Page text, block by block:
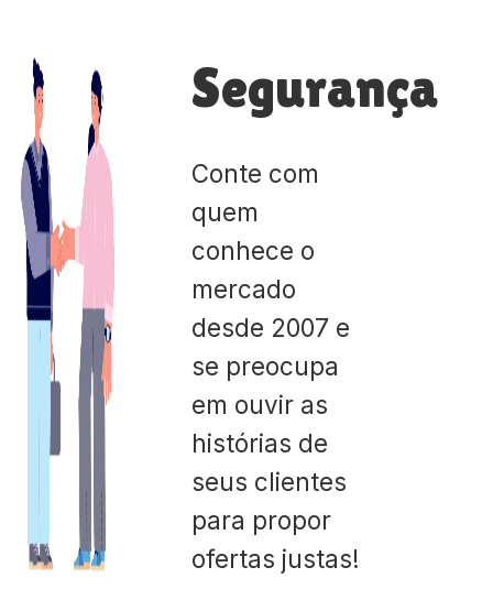
Segurança
Conte com
quem
conhece o
mercado
desde 2007 e
se preocupa
em ouvir as
histórias de
seus clientes
para propor
ofertas justas!